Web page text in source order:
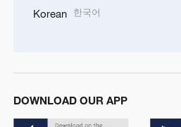
Korean 한국어
DOWNLOAD OUR APP